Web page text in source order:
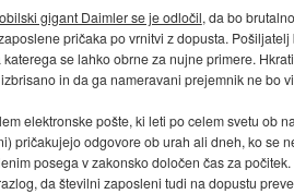
gigant Daimler se je odločil, da bo
pričaka po vrnitvi z dopusta.
se lahko obrne za nujne primere.
in da ga nameravani prejemnik ne bo
elektronske pošte, ki leti po celem svetu ob
pričakujejo odgovore ob urah ali dneh, ko se
posega v zakonsko določen čas za
da številni zaposleni tudi na dopustu